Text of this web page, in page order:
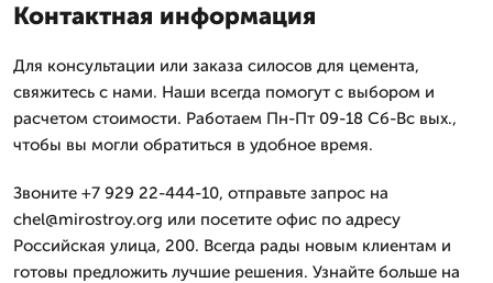
Контактная информация
Для консультации или заказа силосов для цемента,
свяжитесь с нами. Наши всегда помогут с выбором и
расчетом стоимости. Работаем Пн-Пт 09-18 Сб-Вс вых.,
чтобы вы могли обратиться в удобное время.
Звоните +7 929 22-444-10, отправьте запрос на
chel@mirostroy.org или посетите офис по адресу
Российская улица, 200. Всегда рады новым клиентам и
готовы предложить лучшие решения. Узнайте больше на